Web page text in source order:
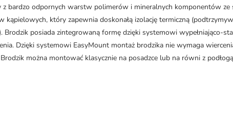
bardzo odpornych warstw polimerów i mineralnych komponentów ze
który zapewnia doskonałą izolację termiczną
Brodzik posiada zintegrowaną formę dzięki systemowi wypełniająco-
Dzięki systemowi EasyMount montaż brodzika nie wymaga
można montować klasycznie na posadzce lub na równi z podłogą